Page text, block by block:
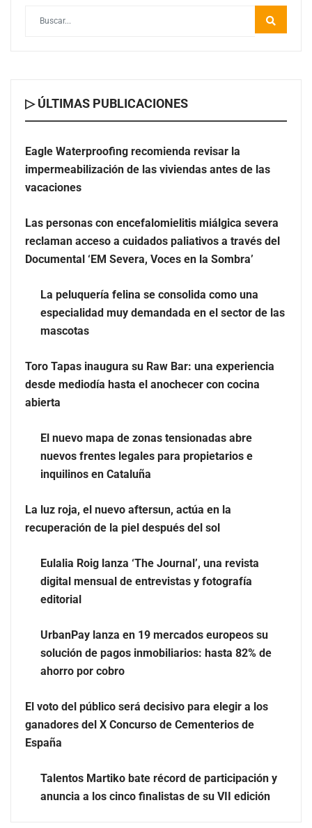
Las personas con encefalomielitis miálgica severa
reclaman acceso a cuidados paliativos a través del
La peluquería felina se consolida como una
especialidad muy demandada en el sector de las
mascotas
desde mediodía hasta el anochecer con cocina abierta
El nuevo mapa de zonas tensionadas abre nuevos
frentes legales para propietarios e inquilinos en
La luz roja, el nuevo aftersun, actúa en la recuperación
de la piel después del sol
▷ ÚLTIMAS PUBLICACIONES
Eagle Waterproofing recomienda revisar la
impermeabilización de las viviendas antes de las
vacaciones
Las personas con encefalomielitis miálgica severa
reclaman acceso a cuidados paliativos a través del
Documental ‘EM Severa, Voces en la Sombra’
La peluquería felina se consolida como una
especialidad muy demandada en el sector de las
mascotas
Toro Tapas inaugura su Raw Bar: una experiencia
desde mediodía hasta el anochecer con cocina
abierta
El nuevo mapa de zonas tensionadas abre
nuevos frentes legales para propietarios e
inquilinos en Cataluña
La luz roja, el nuevo aftersun, actúa en la
recuperación de la piel después del sol
Eulalia Roig lanza ‘The Journal’, una revista
digital mensual de entrevistas y fotografía
editorial
UrbanPay lanza en 19 mercados europeos su
solución de pagos inmobiliarios: hasta 82% de
ahorro por cobro
El voto del público será decisivo para elegir a los
ganadores del X Concurso de Cementerios de
España
Talentos Martiko bate récord de participación y
anuncia a los cinco finalistas de su VII edición